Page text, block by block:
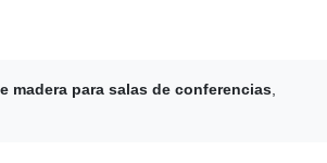
madera para salas de conferencias